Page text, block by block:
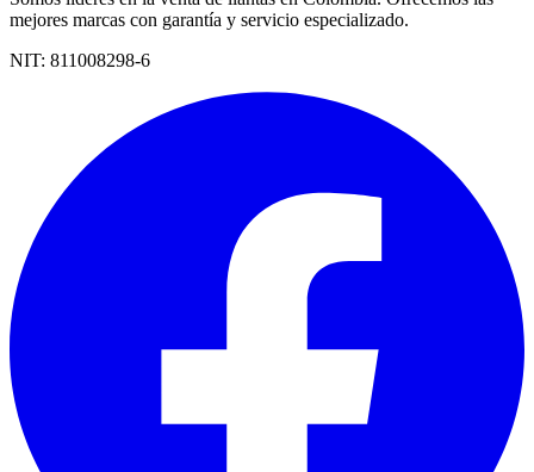
mejores marcas con garantía y servicio especializado.
NIT: 811008298-6